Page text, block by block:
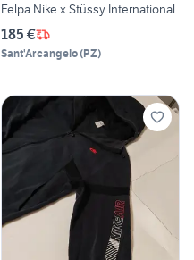
Felpa Nike x Stüssy International
185 €
Sant'Arcangelo(PZ)